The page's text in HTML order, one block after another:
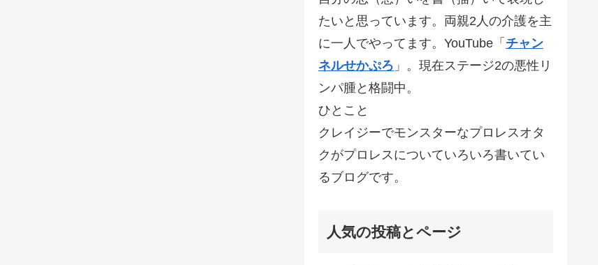
たいと思っています。両親2人の介護を主
に一人でやってます。YouTube「 チャン
ネルせかぷろ 」。現在ステージ2の悪性リ
ンパ腫と格闘中。
ひとこと
クレイジーでモンスターなプロレスオタ
クがプロレスについていろいろ書いてい
るブログです。
人気の投稿とページ